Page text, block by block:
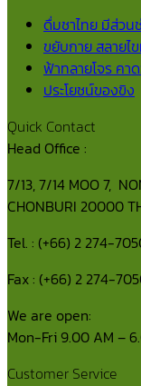
ดื่มชาไทย มีส่วน
ขยับกาย สลายไ
ฟ้าทลายโจร คา
ประโยชน์ของขิง
Quick Contact
Head Office :
7/13, 7/14 MOO 7,
CHONBURI 20000
Tel. : (+66) 2 274-
Fax : (+66) 2 274-
We are open:
Mon-Fri 9.00 AM –
Customer Service